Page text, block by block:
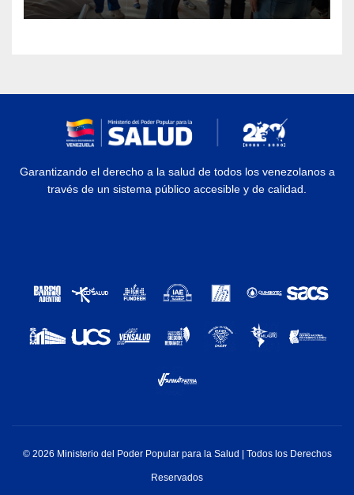
Garantizando el derecho a la salud de todos los venezolanos a
través de un sistema público accesible y de calidad.
© 2026 Ministerio del Poder Popular para la Salud | Todos los Derechos
Reservados